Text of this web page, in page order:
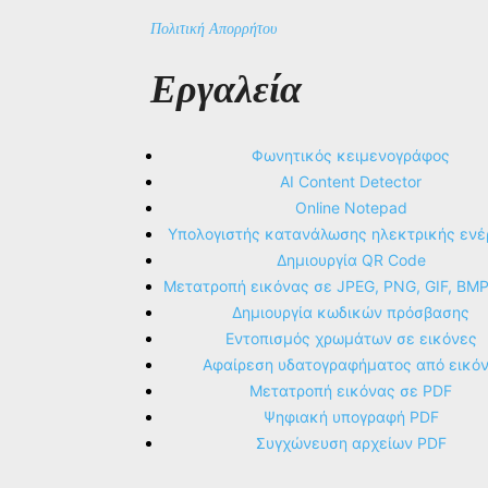
Πολιτική Απορρήτου
Εργαλεία
Φωνητικός κειμενογράφος
AI Content Detector
Online Notepad
Υπολογιστής κατανάλωσης ηλεκτρικής
Δημιουργία QR Code
Μετατροπή εικόνας σε JPEG, PNG, GIF,
Δημιουργία κωδικών πρόσβασης
Εντοπισμός χρωμάτων σε εικόνες
Αφαίρεση υδατογραφήματος από
Μετατροπή εικόνας σε PDF
Ψηφιακή υπογραφή PDF
Συγχώνευση αρχείων PDF